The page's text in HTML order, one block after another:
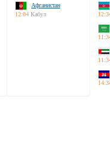
Афганистан
12:04 Кабул